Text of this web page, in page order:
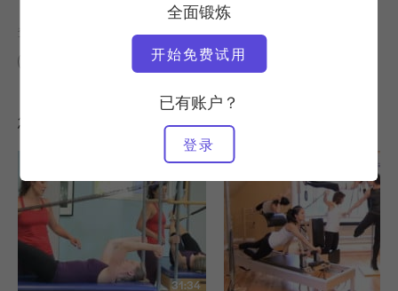
全面锻炼
开始免费试用
已有账户？
登录
查找类似课程
整个工作室
您可能喜欢的其他锻炼
31:34